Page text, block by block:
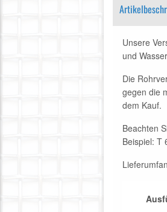
Unsere
und
Die
gegen die
dem Kauf.
Beachten
Beispiel: T